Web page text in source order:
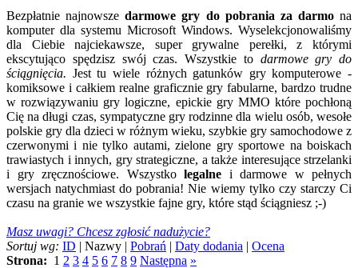
Bezpłatnie najnowszedarmowe gry do pobrania za darmona
komputer dla systemu Microsoft Windows. Wyselekcjonowaliśmy
dla Ciebie najciekawsze, super grywalne perełki, z którymi
ekscytująco spędzisz swój czas. Wszystkie to darmowe gry do
ściągnięcia. Jest tu wiele różnych gatunków gry komputerowe -
komiksowe i całkiem realne graficznie gry fabularne, bardzo trudne
w rozwiązywaniu gry logiczne, epickie gry MMO które pochłoną
Cię na długi czas, sympatyczne gry rodzinne dla wielu osób, wesołe
polskie gry dla dzieci w różnym wieku, szybkie gry samochodowe z
czerwonymi i nie tylko autami, zielone gry sportowe na boiskach
trawiastych i innych, gry strategiczne, a także interesujące strzelanki
i gry zręcznościowe. Wszystko legalne i darmowe w pełnych
wersjach natychmiast do pobrania! Nie wiemy tylko czy starczy Ci
czasu na granie we wszystkie fajne gry, które stąd ściągniesz ;-)
Masz uwagi? Chcesz zgłosić nadużycie?
Sortuj wg: ID | Nazwy | Pobrań | Daty dodania | Ocena
Strona: 1 2 3 4 5 6 7 8 9 Następna »